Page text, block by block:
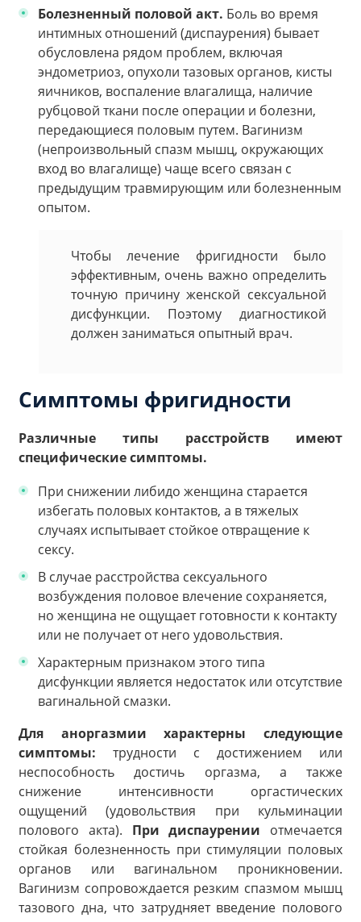
Болезненный половой акт. Боль во время
интимных отношений (диспаурения) бывает
обусловлена рядом проблем, включая
эндометриоз, опухоли тазовых органов, кисты
яичников, воспаление влагалища, наличие
рубцовой ткани после операции и болезни,
передающиеся половым путем. Вагинизм
(непроизвольный спазм мышц, окружающих
вход во влагалище) чаще всего связан с
предыдущим травмирующим или болезненным
опытом.
Чтобы лечение фригидности было
эффективным, очень важно определить
точную причину женской сексуальной
дисфункции. Поэтому диагностикой
должен заниматься опытный врач.
Симптомы фригидности
Различные типы расстройств имеют
специфические симптомы.
При снижении либидо женщина старается
избегать половых контактов, а в тяжелых
случаях испытывает стойкое отвращение к
сексу.
В случае расстройства сексуального
возбуждения половое влечение сохраняется,
но женщина не ощущает готовности к контакту
или не получает от него удовольствия.
Характерным признаком этого типа
дисфункции является недостаток или отсутствие
вагинальной смазки.
Для аноргазмии характерны следующие
симптомы: трудности с достижением или
неспособность достичь оргазма, а также
снижение интенсивности оргастических
ощущений (удовольствия при кульминации
полового акта). При диспаурении отмечается
стойкая болезненность при стимуляции половых
органов или вагинальном проникновении.
Вагинизм сопровождается резким спазмом мышц
тазового дна, что затрудняет введение полового